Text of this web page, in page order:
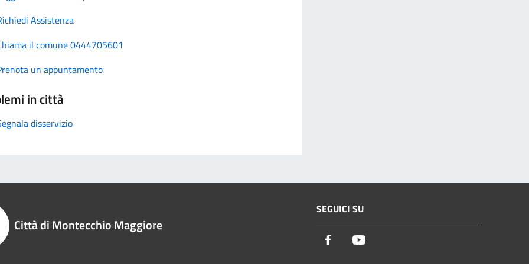
Assistenza
il comune 0444705601
un appuntamento
in città
disservizio
Città di Montecchio Maggiore
SEGUICI SU
Facebook